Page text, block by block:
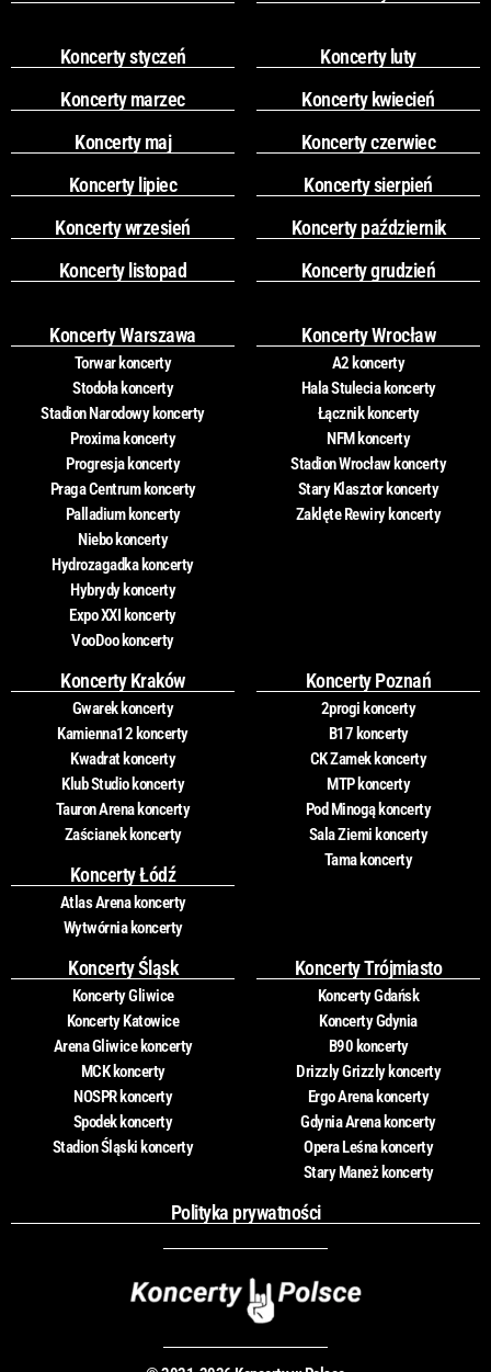
Koncerty styczeń
Koncerty luty
Koncerty marzec
Koncerty kwiecień
Koncerty maj
Koncerty czerwiec
Koncerty lipiec
Koncerty sierpień
Koncerty wrzesień
Koncerty październik
Koncerty listopad
Koncerty grudzień
Koncerty Warszawa
Torwar koncerty
Stodoła koncerty
Stadion Narodowy koncerty
Proxima koncerty
Progresja koncerty
Praga Centrum koncerty
Palladium koncerty
Niebo koncerty
Hydrozagadka koncerty
Hybrydy koncerty
Expo XXI koncerty
VooDoo koncerty
Koncerty Wrocław
A2 koncerty
Hala Stulecia koncerty
Łącznik koncerty
NFM koncerty
Stadion Wrocław koncerty
Stary Klasztor koncerty
Zaklęte Rewiry koncerty
Koncerty Kraków
Gwarek koncerty
Kamienna12 koncerty
Kwadrat koncerty
Klub Studio koncerty
Tauron Arena koncerty
Zaścianek koncerty
Koncerty Łódź
Atlas Arena koncerty
Wytwórnia koncerty
Koncerty Poznań
2progi koncerty
B17 koncerty
CK Zamek koncerty
MTP koncerty
Pod Minogą koncerty
Sala Ziemi koncerty
Tama koncerty
Koncerty Śląsk
Koncerty Gliwice
Koncerty Katowice
Arena Gliwice koncerty
MCK koncerty
NOSPR koncerty
Spodek koncerty
Stadion Śląski koncerty
Koncerty Trójmiasto
Koncerty Gdańsk
Koncerty Gdynia
B90 koncerty
Drizzly Grizzly koncerty
Ergo Arena koncerty
Gdynia Arena koncerty
Opera Leśna koncerty
Stary Maneż koncerty
Polityka prywatności